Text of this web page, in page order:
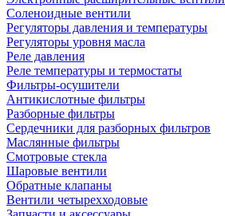
Соленоидные вентили
Регуляторы давления и температуры
Регуляторы уровня масла
Реле давления
Реле температуры и термостаты
Фильтры-осушители
Антикислотные фильтры
Разборные фильтры
Сердечники для разборных фильтров
Маслянные фильтры
Смотровые стекла
Шаровые вентили
Обратные клапаны
Вентили четырехходовые